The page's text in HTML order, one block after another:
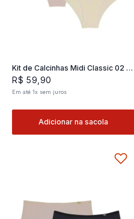
Kit de Calcinhas Midi Classic 02 -
2 und
R$ 59 90
Em até1x sem juros
Adicionar na sacola